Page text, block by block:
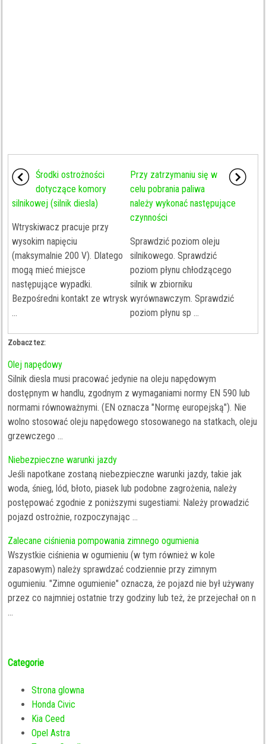
Środki ostrożności
dotyczące komory
silnikowej (silnik diesla)
Wtryskiwacz pracuje przy
wysokim napięciu
(maksymalnie 200 V). Dlatego
mogą mieć miejsce
następujące wypadki.
Bezpośredni kontakt ze wtrysk
...
Przy zatrzymaniu się w
celu pobrania paliwa
należy wykonać następujące
czynności
Sprawdzić poziom oleju
silnikowego. Sprawdzić
poziom płynu chłodzącego
silnik w zbiorniku
wyrównawczym. Sprawdzić
poziom płynu sp ...
Zobacz tez:
Olej napędowy
Silnik diesla musi pracować jedynie na oleju napędowym
dostępnym w handlu, zgodnym z wymaganiami normy EN 590 lub
normami równoważnymi. (EN oznacza "Normę europejską"). Nie
wolno stosować oleju napędowego stosowanego na statkach, oleju
grzewczego ...
Niebezpieczne warunki jazdy
Jeśli napotkane zostaną niebezpieczne warunki jazdy, takie jak
woda, śnieg, lód, błoto, piasek lub podobne zagrożenia, należy
postępować zgodnie z poniższymi sugestiami: Należy prowadzić
pojazd ostrożnie, rozpoczynając ...
Zalecane ciśnienia pompowania zimnego ogumienia
Wszystkie ciśnienia w ogumieniu (w tym również w kole
zapasowym) należy sprawdzać codziennie przy zimnym
ogumieniu. "Zimne ogumienie" oznacza, że pojazd nie był używany
przez co najmniej ostatnie trzy godziny lub też, że przejechał on n
...
Categorie
Strona glowna
Honda Civic
Kia Ceed
Opel Astra